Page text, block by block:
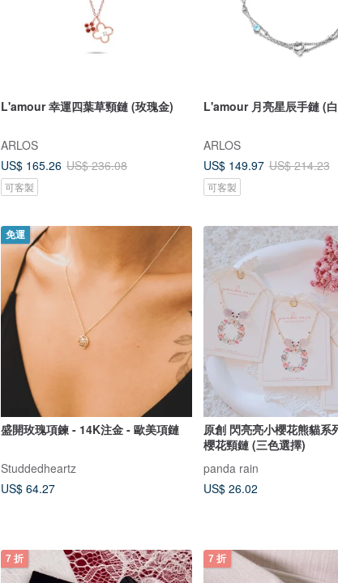
L'amour 幸運四葉草頸鏈 (玫瑰金)
ARLOS
US$ 165.26 US$ 236.08
可客製
L'amour 月亮星辰手鏈 (
ARLOS
US$ 149.97 US$ 214.23
可客製
免運
盛開玫瑰項鍊 - 14K注金 - 歐美項鏈
Studdedheartz
US$ 64.27
原創 閃亮亮小櫻花熊貓系
櫻花頸鏈 (三色選擇)
panda rain
US$ 26.02
7 折 7 折